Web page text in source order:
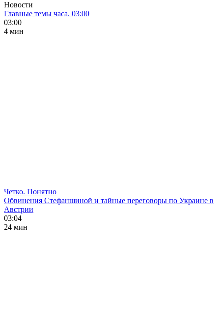
Новости
Главные темы часа. 03:00
03:00
4 мин
Четко. Понятно
Обвинения Стефаншиной и тайные переговоры по Украине в
Австрии
03:04
24 мин